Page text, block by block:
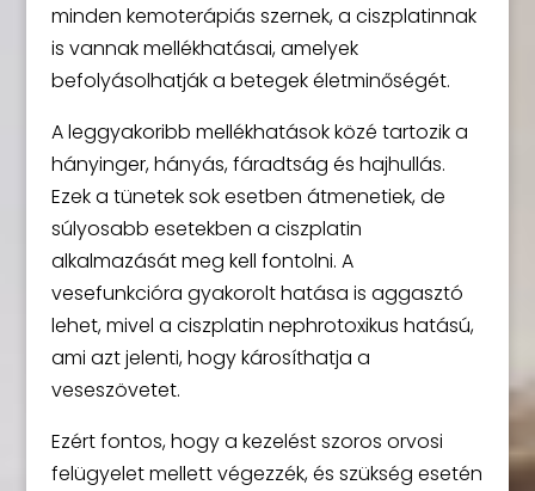
minden kemoterápiás szernek, a ciszplatinnak
is vannak mellékhatásai, amelyek
befolyásolhatják a betegek életminőségét.
A leggyakoribb mellékhatások közé tartozik a
hányinger, hányás, fáradtság és hajhullás.
Ezek a tünetek sok esetben átmenetiek, de
súlyosabb esetekben a ciszplatin
alkalmazását meg kell fontolni. A
vesefunkcióra gyakorolt hatása is aggasztó
lehet, mivel a ciszplatin nephrotoxikus hatású,
ami azt jelenti, hogy károsíthatja a
veseszövetet.
Ezért fontos, hogy a kezelést szoros orvosi
felügyelet mellett végezzék, és szükség esetén